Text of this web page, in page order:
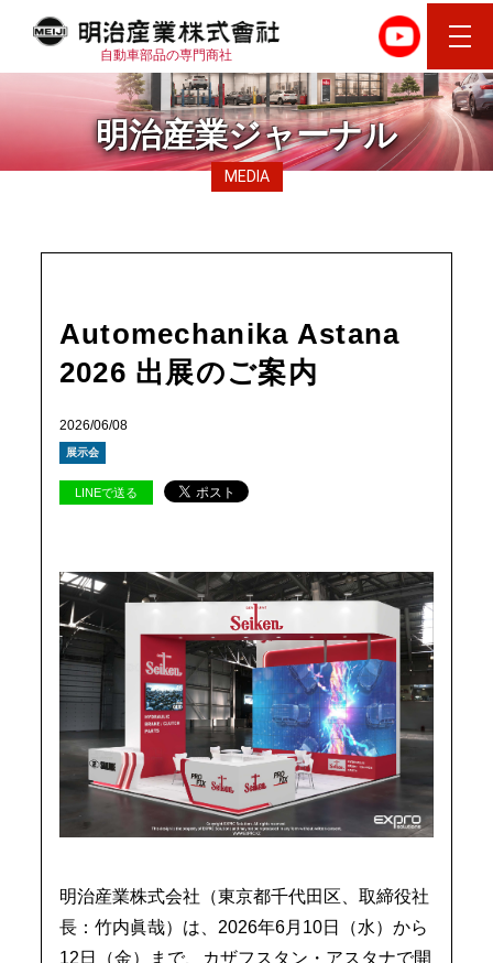
自動車部品の専門商社
明治産業ジャーナル
MEDIA
Automechanika Astana
2026 出展のご案内
2026/06/08
展示会
LINEで送る
明治産業株式会社（東京都千代田区、取締役社
長：竹内眞哉）は、2026年6月10日（水）から
12日（金）まで、カザフスタン・アスタナで開